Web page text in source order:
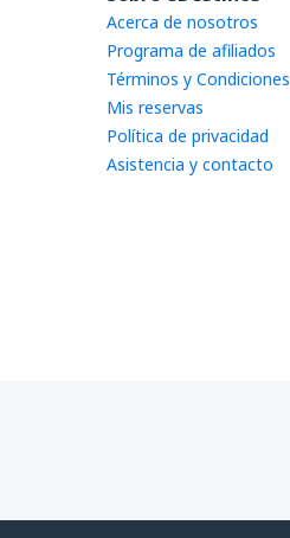
Acerca de nosotros
Programa de afiliados
Términos y Condiciones
Mis reservas
Política de privacidad
Asistencia y contacto